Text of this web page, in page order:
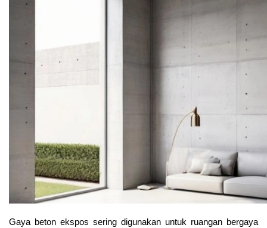
Gaya beton ekspos sering digunakan untuk ruangan bergaya